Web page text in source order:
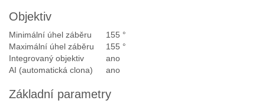
Objektiv
Minimální úhel záběru
155 °
Maximální úhel záběru 155 °
Integrovaný objektiv
ano
AI (automatická clona)
ano
Základní parametry